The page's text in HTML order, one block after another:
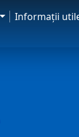
Informaţii